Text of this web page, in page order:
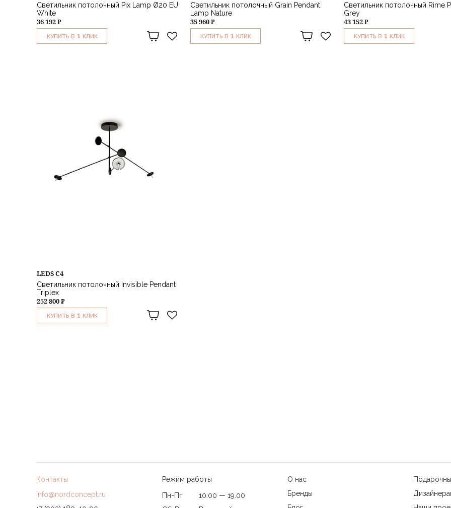
Светильник потолочный Pix Lamp Ø20 EU
White
36 192 ₽
КУПИТЬ В 1 КЛИК
Светильник потолочный Grain Pendant
Lamp Nature
35 960 ₽
КУПИТЬ В 1 КЛИК
Светильник потолочный Rime
Grey
43 152 ₽
КУПИТЬ В 1 КЛИК
LEDS C4
Светильник потолочный Invisible Pendant
Triplex
252 800 ₽
КУПИТЬ В 1 КЛИК
Контакты
info@nordconcept.ru
Режим работы
Пн-Пт
10:00 — 19.00
О нас
Бренды